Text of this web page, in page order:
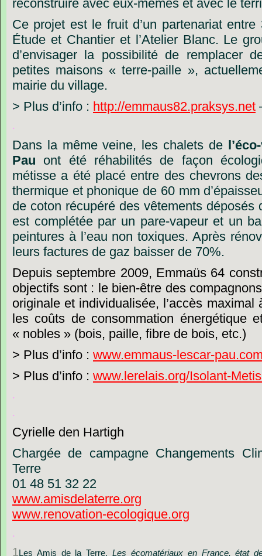
reconstruire avec eux-mêmes et avec le
Ce projet est le fruit d’un partenariat entre
Étude et Chantier et l’Atelier Blanc. Le
d’envisager la possibilité de remplacer
petites maisons « terre-paille »,
mairie du village.
> Plus d’info : http://emmaus82.praksys.net
.
Dans la même veine, les chalets de
Pau ont été réhabilités de façon
métisse a été placé entre des chevrons
thermique et phonique de 60 mm d’
de coton récupéré des vêtements déposés
est complétée par un pare-vapeur et un
peintures à l’eau non toxiques. Après
leurs factures de gaz baisser de 70%.
Depuis septembre 2009, Emmaüs 64
objectifs sont : le bien-être des compagnons
originale et individualisée, l’accès maximal
les coûts de consommation énergétique
« nobles » (bois, paille, fibre de bois, etc.)
> Plus d’info : www.emmaus-lescar-
> Plus d’info : www.lerelais.org/Isolant-
.
.
Cyrielle den Hartigh
Chargée de campagne Changements
Terre
01 48 51 32 22
www.amisdelaterre.org
www.renovation-ecologique.org
.
1Les Amis de la Terre, Les écomatériaux en France, état